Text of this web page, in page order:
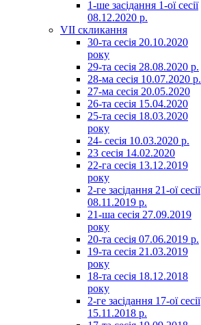
1-ше засідання 1-ої сесії
08.12.2020 р.
VII скликання
30-та сесія 20.10.2020
року
29-та сесія 28.08.2020 р.
28-ма сесія 10.07.2020 р.
27-ма сесія 20.05.2020
26-та сесія 15.04.2020
25-та сесія 18.03.2020
року
24- сесія 10.03.2020 р.
23 сесія 14.02.2020
22-га сесія 13.12.2019
року
2-ге засідання 21-ої сесії
08.11.2019 р.
21-ша сесія 27.09.2019
року
20-та сесія 07.06.2019 р.
19-та сесія 21.03.2019
року
18-та сесія 18.12.2018
року
2-ге засідання 17-ої сесії
15.11.2018 р.